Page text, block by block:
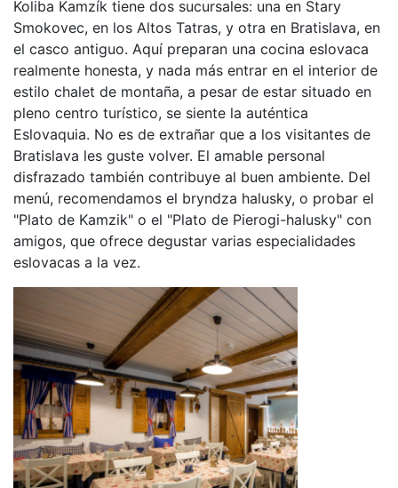
Koliba Kamzík tiene dos sucursales: una en Stary
Smokovec, en los Altos Tatras, y otra en Bratislava, en
el casco antiguo. Aquí preparan una cocina eslovaca
realmente honesta, y nada más entrar en el interior de
estilo chalet de montaña, a pesar de estar situado en
pleno centro turístico, se siente la auténtica
Eslovaquia. No es de extrañar que a los visitantes de
Bratislava les guste volver. El amable personal
disfrazado también contribuye al buen ambiente. Del
menú, recomendamos el bryndza halusky, o probar el
"Plato de Kamzik" o el "Plato de Pierogi-halusky" con
amigos, que ofrece degustar varias especialidades
eslovacas a la vez.